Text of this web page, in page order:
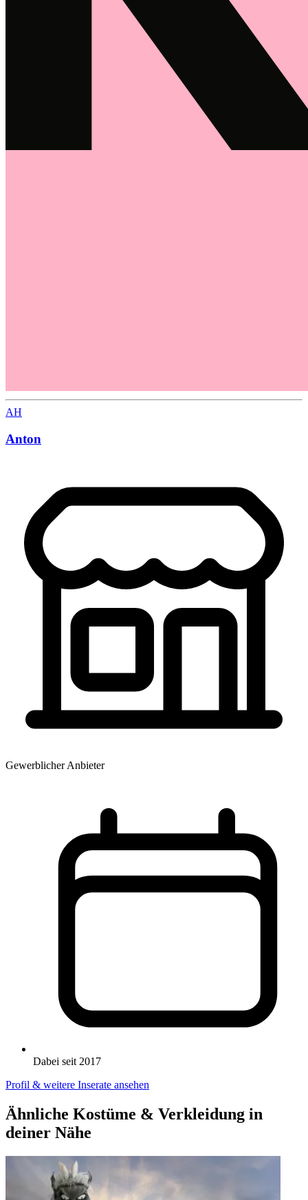
AH
Anton
Gewerblicher Anbieter
Dabei seit 2017
Profil & weitere Inserate ansehen
Ähnliche Kostüme & Verkleidung in
deiner Nähe